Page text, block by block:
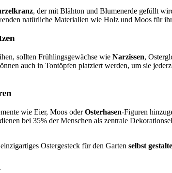
, der mit Blähton und Blumenerde gefüllt
natürliche Materialien wie Holz und Moos für
sollten Frühlingsgewächse wie Narzissen,
auch in Tontöpfen platziert werden, um sie
wie Eier, Moos oderOsterhasen-Figuren
bei 35% der Menschen als zentrale
Ostergesteck für den Garten selbst